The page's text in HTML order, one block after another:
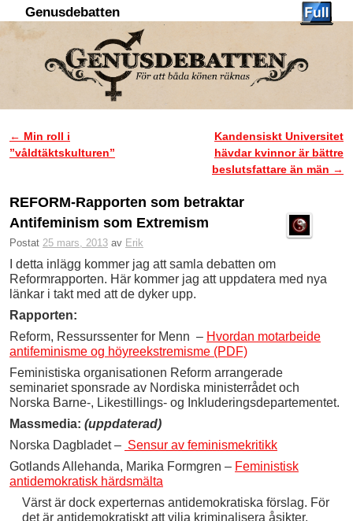
Genusdebatten
Inläggsnavigering
← Min roll i
”våldtäktskulturen”
Kandensiskt Universitet
hävdar kvinnor är bättre
beslutsfattare än män →
REFORM-Rapporten som betraktar
Antifeminism som Extremism
Postat 25 mars, 2013 av Erik
I detta inlägg kommer jag att samla debatten om
Reformrapporten. Här kommer jag att uppdatera med nya
länkar i takt med att de dyker upp.
Rapporten:
Reform, Ressurssenter for Menn – Hvordan motarbeide
antifeminisme og höyreekstremisme (PDF)
Feministiska organisationen Reform arrangerade
seminariet sponsrade av Nordiska ministerrådet och
Norska Barne-, Likestillings- og Inkluderingsdepartementet.
Massmedia: (uppdaterad)
Norska Dagbladet – Sensur av feminismekritikk
Gotlands Allehanda, Marika Formgren – Feministisk
antidemokratisk härdsmälta
Värst är dock experternas antidemokratiska förslag. För
det är antidemokratiskt att vilja kriminalisera åsikter.